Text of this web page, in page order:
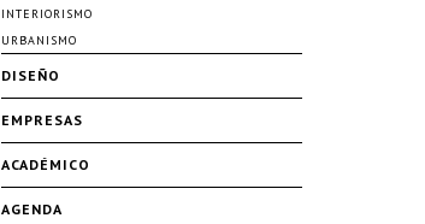
INTERIORISMO
URBANISMO
DISEÑO
EMPRESAS
ACADÉMICO
AGENDA